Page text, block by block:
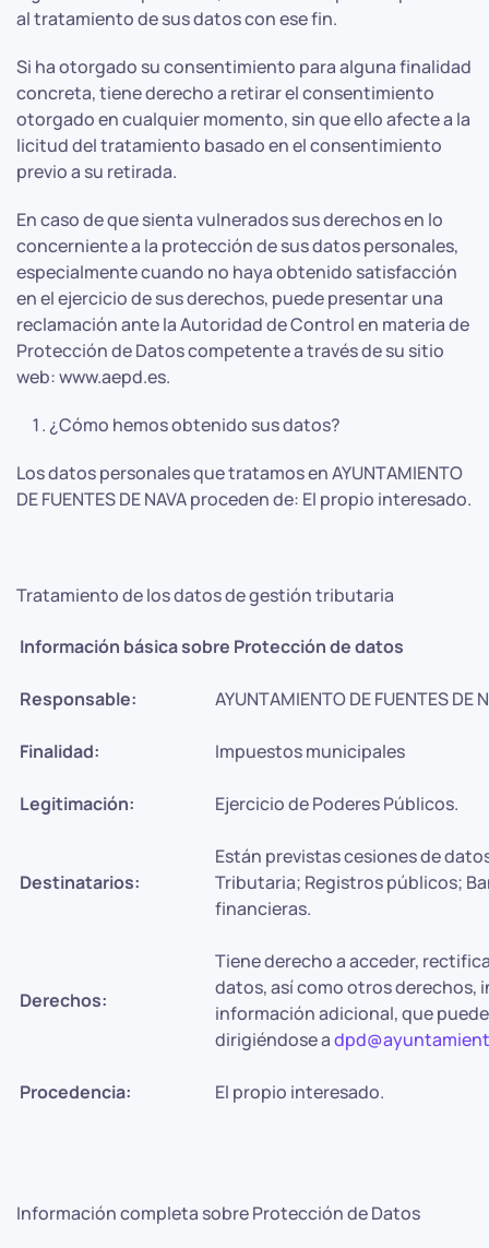
al tratamiento de sus datos con ese fin.
Si ha otorgado su consentimiento para alguna finalidad
concreta, tiene derecho a retirar el consentimiento
otorgado en cualquier momento, sin que ello afecte a la
licitud del tratamiento basado en el consentimiento
previo a su retirada.
En caso de que sienta vulnerados sus derechos en lo
concerniente a la protección de sus datos personales,
especialmente cuando no haya obtenido satisfacción
en el ejercicio de sus derechos, puede presentar una
reclamación ante la Autoridad de Control en materia de
Protección de Datos competente a través de su sitio
web: www.aepd.es.
¿Cómo hemos obtenido sus datos?
Los datos personales que tratamos en AYUNTAMIENTO
DE FUENTES DE NAVA proceden de: El propio interesado.
Tratamiento de los datos de gestión tributaria
Información básica sobre Protección de datos
Responsable: AYUNTAMIENTO DE FUENTES DE
Finalidad: Impuestos municipales
Legitimación: Ejercicio de Poderes Públicos.
Destinatarios:
Están previstas cesiones de
Tributaria; Registros públicos;
financieras.
Derechos:
Tiene derecho a acceder,
datos, así como otros derechos,
información adicional, que
dirigiéndose a
Procedencia: El propio interesado.
Información completa sobre Protección de Datos